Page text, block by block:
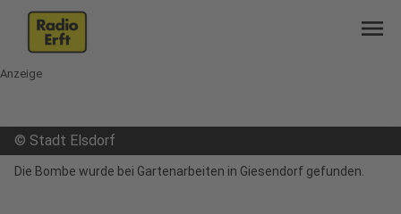
menu
Anzeige
© Stadt Elsdorf
Die Bombe wurde bei Gartenarbeiten in Giesendorf gefunden.